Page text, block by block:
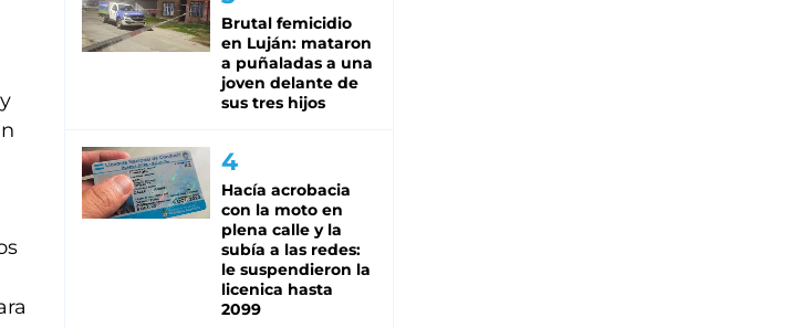
Brutal femicidio
en Luján: mataron
a puñaladas a una
joven delante de
sus tres hijos
Hacía acrobacia
con la moto en
plena calle y la
subía a las redes:
le suspendieron la
licenica hasta
2099